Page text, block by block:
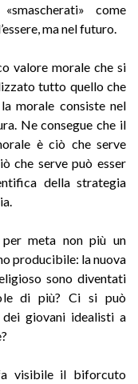
come
ma nel futuro.
valore morale che si
tutto quello che
morale consiste nel
Ne consegue che il
è ciò che serve
che serve può esser
della strategia
per meta non più un
producibile: la nuova
sono diventati
di più? Ci si può
giovani idealisti a
visibile il biforcuto